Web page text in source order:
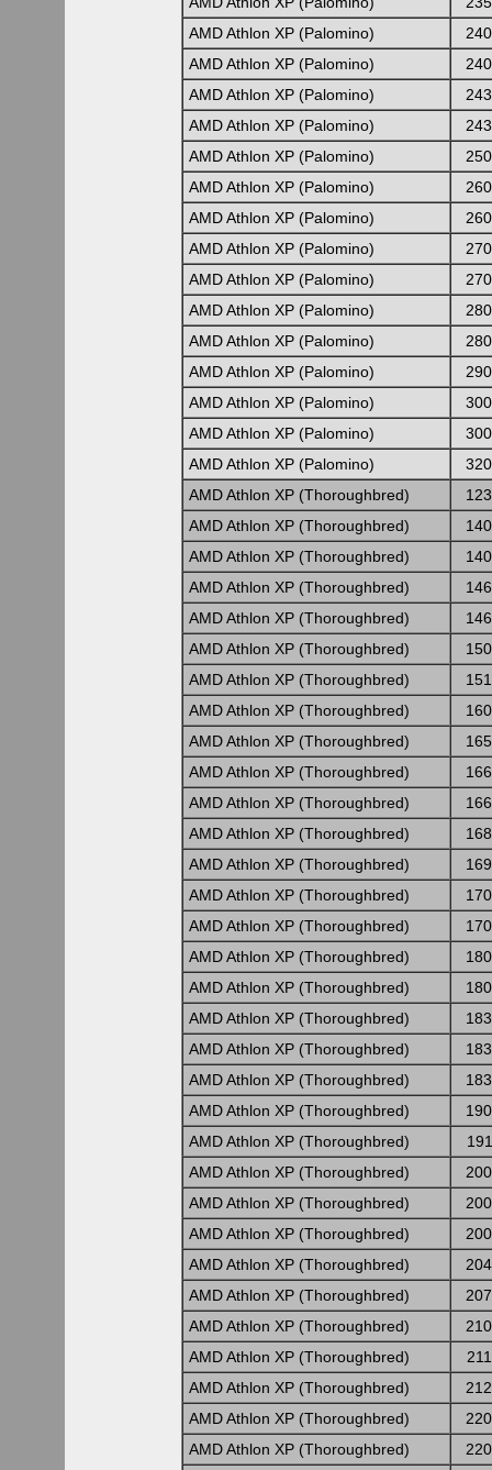
AMD Athlon XP (Palomino)
AMD Athlon XP (Palomino)
AMD Athlon XP (Palomino)
AMD Athlon XP (Palomino)
AMD Athlon XP (Palomino)
AMD Athlon XP (Palomino)
AMD Athlon XP (Palomino)
AMD Athlon XP (Palomino)
AMD Athlon XP (Palomino)
AMD Athlon XP (Palomino)
AMD Athlon XP (Palomino)
AMD Athlon XP (Palomino)
AMD Athlon XP (Palomino)
AMD Athlon XP (Palomino)
AMD Athlon XP (Palomino)
AMD Athlon XP (Thoroughbred)
AMD Athlon XP (Thoroughbred)
AMD Athlon XP (Thoroughbred)
AMD Athlon XP (Thoroughbred)
AMD Athlon XP (Thoroughbred)
AMD Athlon XP (Thoroughbred)
AMD Athlon XP (Thoroughbred)
AMD Athlon XP (Thoroughbred)
AMD Athlon XP (Thoroughbred)
AMD Athlon XP (Thoroughbred)
AMD Athlon XP (Thoroughbred)
AMD Athlon XP (Thoroughbred)
AMD Athlon XP (Thoroughbred)
AMD Athlon XP (Thoroughbred)
AMD Athlon XP (Thoroughbred)
AMD Athlon XP (Thoroughbred)
AMD Athlon XP (Thoroughbred)
AMD Athlon XP (Thoroughbred)
AMD Athlon XP (Thoroughbred)
AMD Athlon XP (Thoroughbred)
AMD Athlon XP (Thoroughbred)
AMD Athlon XP (Thoroughbred)
AMD Athlon XP (Thoroughbred)
AMD Athlon XP (Thoroughbred)
AMD Athlon XP (Thoroughbred)
AMD Athlon XP (Thoroughbred)
AMD Athlon XP (Thoroughbred)
AMD Athlon XP (Thoroughbred)
AMD Athlon XP (Thoroughbred)
AMD Athlon XP (Thoroughbred)
AMD Athlon XP (Thoroughbred)
AMD Athlon XP (Thoroughbred)